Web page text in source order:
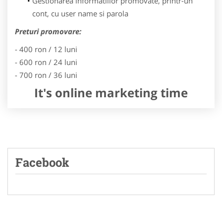
cont, cu user name si parola
Preturi promovare:
- 400 ron / 12 luni
- 600 ron / 24 luni
- 700 ron / 36 luni
It's online marketing time
Facebook